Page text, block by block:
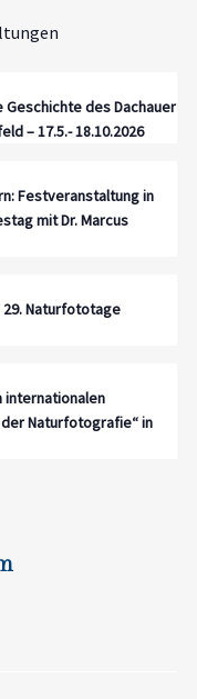
Geschichte des Dachauer
– 17.5.- 18.10.2026
Festveranstaltung in
mit Dr. Marcus
Naturfototage
internationalen
Naturfotografie“ in